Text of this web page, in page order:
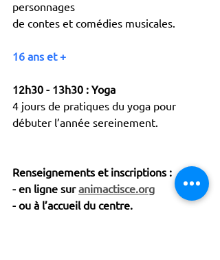
personnages
de contes et comédies musicales.
16 ans et +
12h30 - 13h30 : Yoga
4 jours de pratiques du yoga pour
débuter l’année sereinement.
Renseignements et inscriptions :
- en ligne sur animactisce.org
- ou à l’accueil du centre.